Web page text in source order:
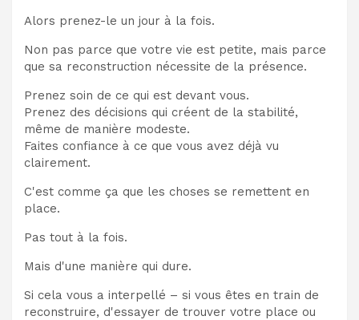
Alors prenez-le un jour à la fois.
Non pas parce que votre vie est petite, mais parce
que sa reconstruction nécessite de la présence.
Prenez soin de ce qui est devant vous.
Prenez des décisions qui créent de la stabilité,
même de manière modeste.
Faites confiance à ce que vous avez déjà vu
clairement.
C'est comme ça que les choses se remettent en
place.
Pas tout à la fois.
Mais d'une manière qui dure.
Si cela vous a interpellé – si vous êtes en train de
reconstruire, d'essayer de trouver votre place ou